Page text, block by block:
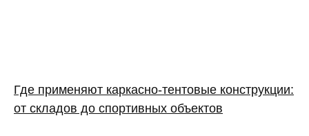
Где применяют каркасно‑тентовые конструкции:
от складов до спортивных объектов